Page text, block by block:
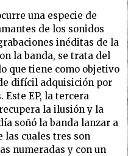
una especie de
de los sonidos
inéditas de la
la banda, se trata del
que tiene como objetivo
difícil adquisición por
Este EP, la tercera
la ilusión y la
soñó la banda lanzar a
las cuales tres son
numeradas y con un